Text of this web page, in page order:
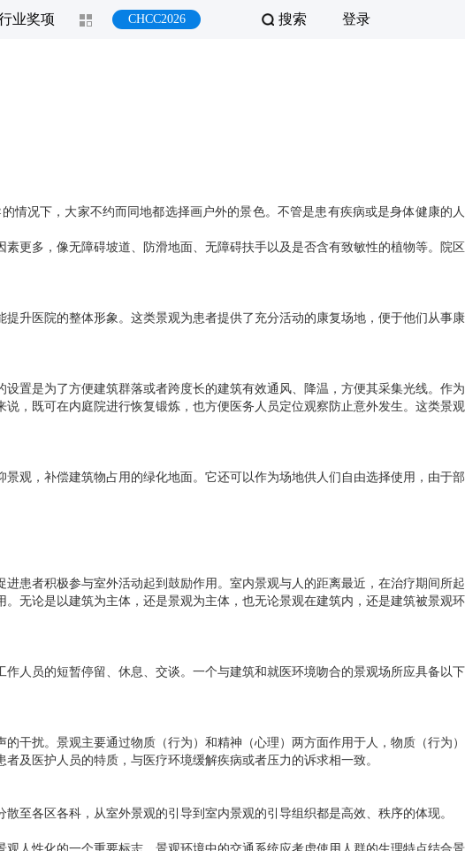
登录
搜索
业奖项 CHCC2026
情况下，大家不约而同地都选择画户外的景色。不管是患有疾病或是身体健康的人
更多，像无障碍坡道、防滑地面、无障碍扶手以及是否含有致敏性的植物等。院区
升医院的整体形象。这类景观为患者提供了充分活动的康复场地，便于他们从事康
置是为了方便建筑群落或者跨度长的建筑有效通风、降温，方便其采集光线。作为
，既可在内庭院进行恢复锻炼，也方便医务人员定位观察防止意外发生。这类景观
观，补偿建筑物占用的绿化地面。它还可以作为场地供人们自由选择使用，由于部
患者积极参与室外活动起到鼓励作用。室内景观与人的距离最近，在治疗期间所起
无论是以建筑为主体，还是景观为主体，也无论景观在建筑内，还是建筑被景观环
人员的短暂停留、休息、交谈。一个与建筑和就医环境吻合的景观场所应具备以下
干扰。景观主要通过物质（行为）和精神（心理）两方面作用于人，物质（行为）
及医护人员的特质，与医疗环境缓解疾病或者压力的诉求相一致。
至各区各科，从室外景观的引导到室内景观的引导组织都是高效、秩序的体现。